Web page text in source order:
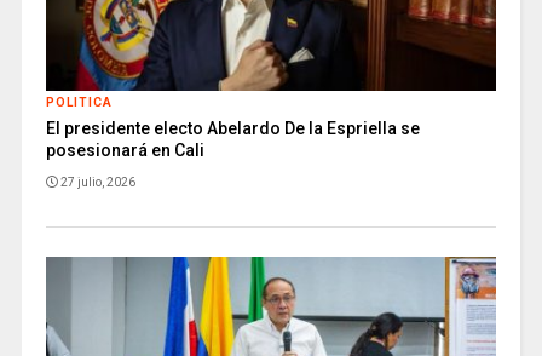
POLITICA
El presidente electo Abelardo De la Espriella se
posesionará en Cali
27 julio, 2026